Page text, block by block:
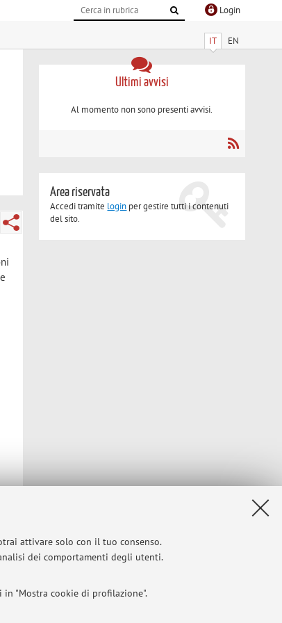
attivare solo con il tuo consenso.
dei comportamenti degli utenti.
in "Mostra cookie di profilazione".
Login
IT EN
Ultimi avvisi
Al momento non sono presenti avvisi.
Area riservata
Accedi tramite login per gestire tutti i contenuti
del sito.